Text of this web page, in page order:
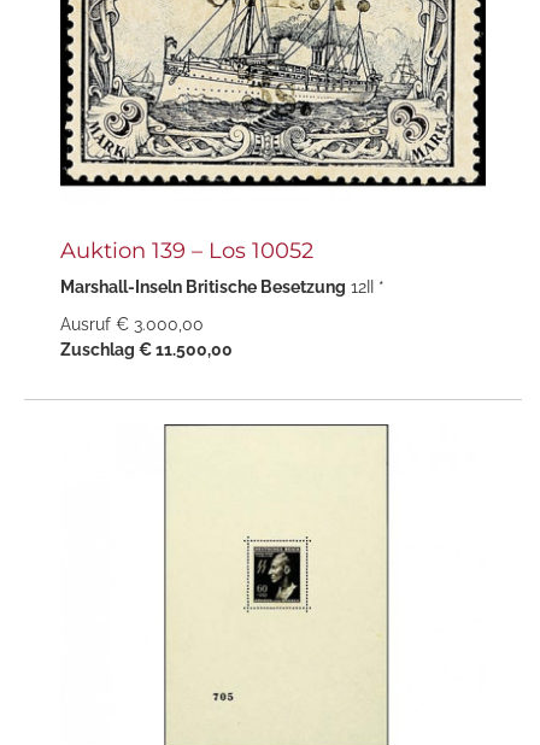
Auktion 139 – Los 10052
Marshall-Inseln Britische Besetzung 12II *
Ausruf € 3.000,00
Zuschlag € 11.500,00